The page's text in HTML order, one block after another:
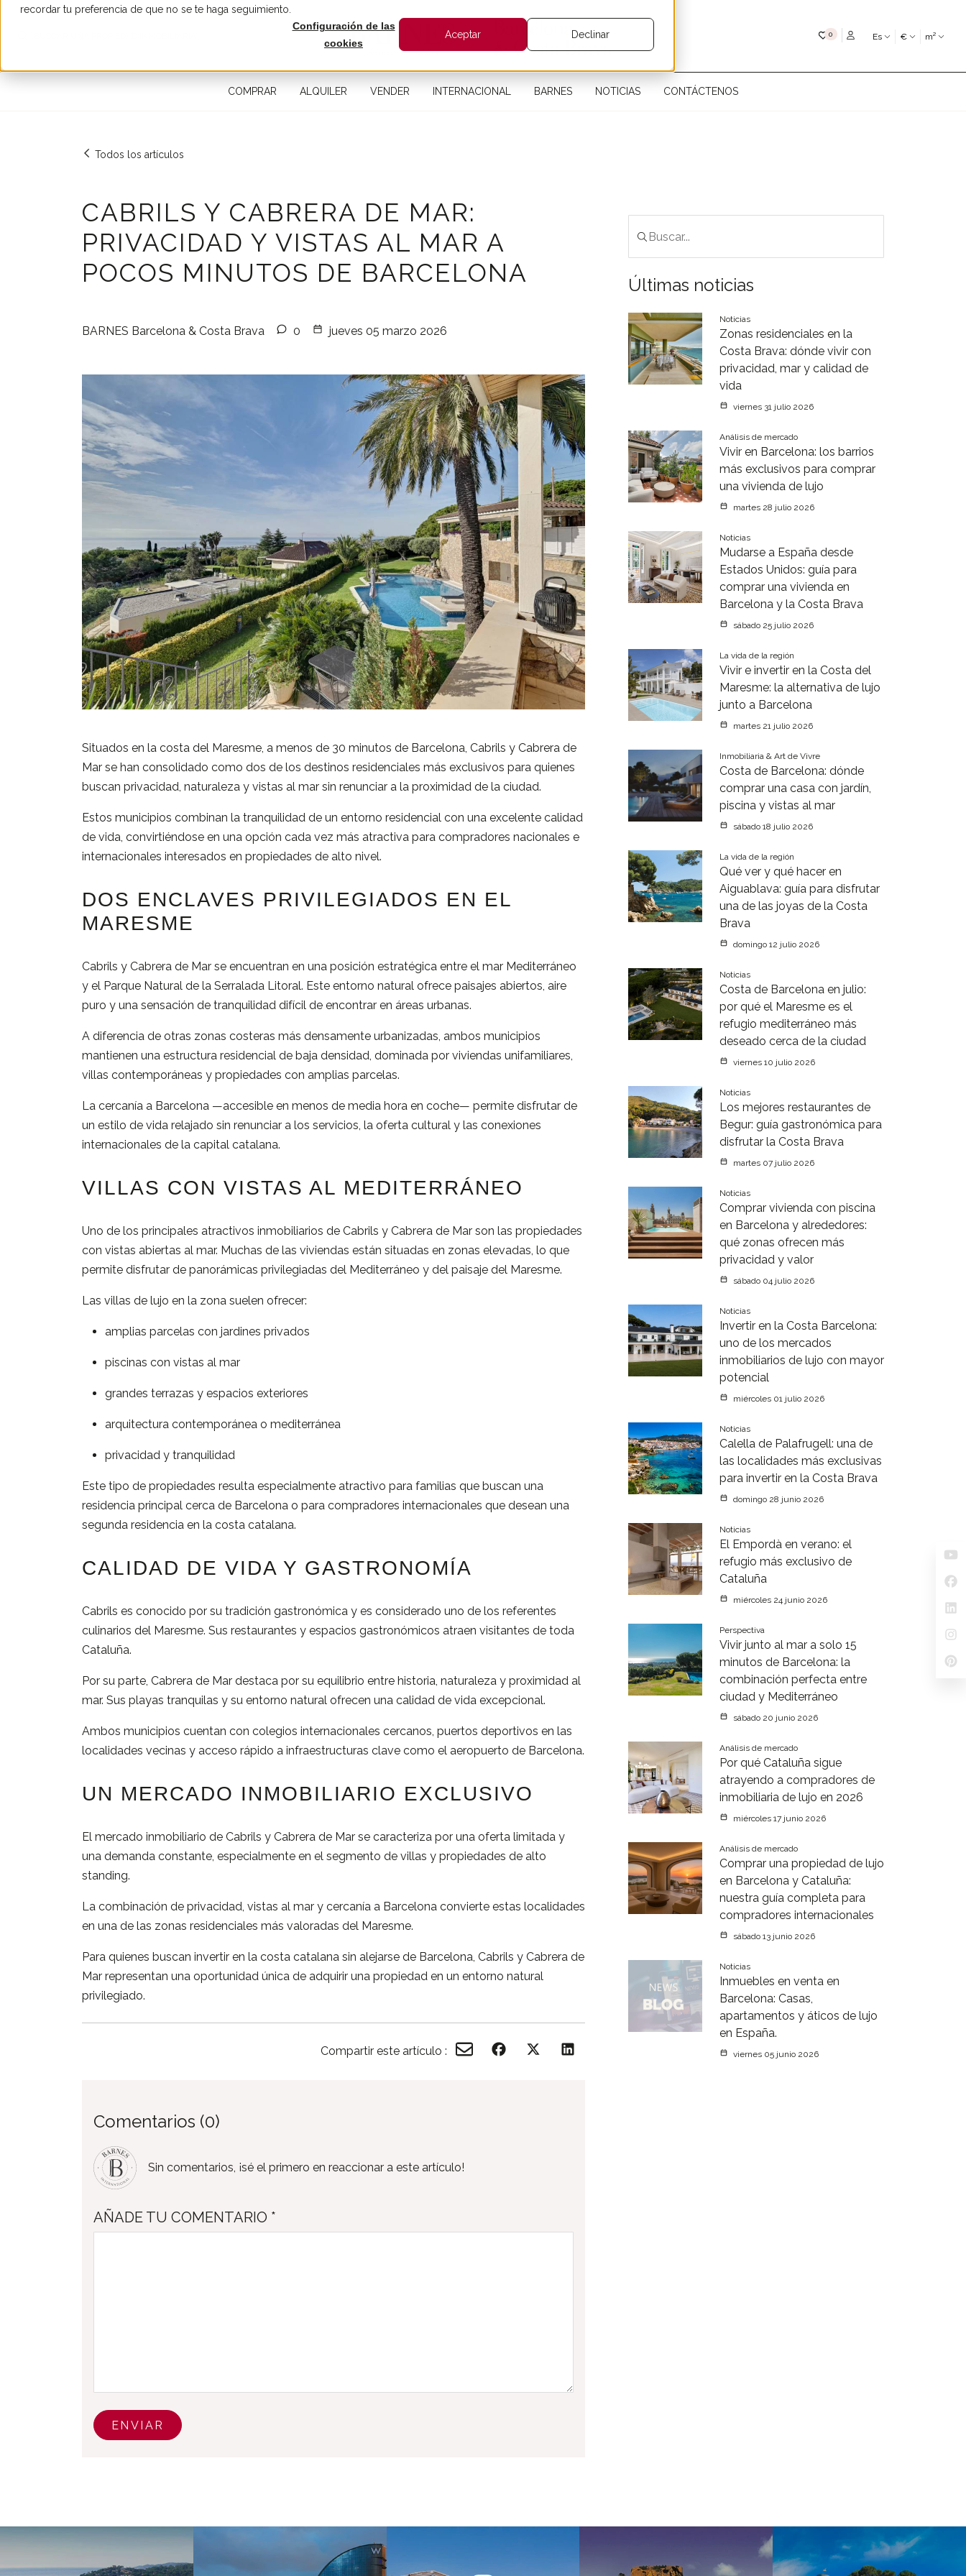
recordar tu preferencia de que no se te haga seguimiento.
Configuración de las
cookies
Aceptar Declinar 0Mis favoritosEs € m²
COMPRAR ALQUILER VENDER INTERNACIONAL BARNES NOTICIAS CONTÁCTENOS
Todos los artículos
CABRILS Y CABRERA DE MAR:
PRIVACIDAD Y VISTAS AL MAR A
POCOS MINUTOS DE BARCELONA
BARNES Barcelona & Costa Brava 0 jueves 05 marzo 2026
Situados en la costa del Maresme, a menos de 30 minutos de Barcelona, Cabrils y Cabrera de
Mar se han consolidado como dos de los destinos residenciales más exclusivos para quienes
buscan privacidad, naturaleza y vistas al mar sin renunciar a la proximidad de la ciudad.
Estos municipios combinan la tranquilidad de un entorno residencial con una excelente calidad
de vida, convirtiéndose en una opción cada vez más atractiva para compradores nacionales e
internacionales interesados en propiedades de alto nivel.
DOS ENCLAVES PRIVILEGIADOS EN EL
MARESME
Cabrils y Cabrera de Mar se encuentran en una posición estratégica entre el mar Mediterráneo
y el Parque Natural de la Serralada Litoral. Este entorno natural ofrece paisajes abiertos, aire
puro y una sensación de tranquilidad difícil de encontrar en áreas urbanas.
A diferencia de otras zonas costeras más densamente urbanizadas, ambos municipios
mantienen una estructura residencial de baja densidad, dominada por viviendas unifamiliares,
villas contemporáneas y propiedades con amplias parcelas.
La cercanía a Barcelona —accesible en menos de media hora en coche— permite disfrutar de
un estilo de vida relajado sin renunciar a los servicios, la oferta cultural y las conexiones
internacionales de la capital catalana.
VILLAS CON VISTAS AL MEDITERRÁNEO
Uno de los principales atractivos inmobiliarios de Cabrils y Cabrera de Mar son las propiedades
con vistas abiertas al mar. Muchas de las viviendas están situadas en zonas elevadas, lo que
permite disfrutar de panorámicas privilegiadas del Mediterráneo y del paisaje del Maresme.
Las villas de lujo en la zona suelen ofrecer:
amplias parcelas con jardines privados
piscinas con vistas al mar
grandes terrazas y espacios exteriores
arquitectura contemporánea o mediterránea
privacidad y tranquilidad
Este tipo de propiedades resulta especialmente atractivo para familias que buscan una
residencia principal cerca de Barcelona o para compradores internacionales que desean una
segunda residencia en la costa catalana.
CALIDAD DE VIDA Y GASTRONOMÍA
Cabrils es conocido por su tradición gastronómica y es considerado uno de los referentes
culinarios del Maresme. Sus restaurantes y espacios gastronómicos atraen visitantes de toda
Cataluña.
Por su parte, Cabrera de Mar destaca por su equilibrio entre historia, naturaleza y proximidad al
mar. Sus playas tranquilas y su entorno natural ofrecen una calidad de vida excepcional.
Ambos municipios cuentan con colegios internacionales cercanos, puertos deportivos en las
localidades vecinas y acceso rápido a infraestructuras clave como el aeropuerto de Barcelona.
UN MERCADO INMOBILIARIO EXCLUSIVO
El mercado inmobiliario de Cabrils y Cabrera de Mar se caracteriza por una oferta limitada y
una demanda constante, especialmente en el segmento de villas y propiedades de alto
standing.
La combinación de privacidad, vistas al mar y cercanía a Barcelona convierte estas localidades
en una de las zonas residenciales más valoradas del Maresme.
Para quienes buscan invertir en la costa catalana sin alejarse de Barcelona, Cabrils y Cabrera de
Mar representan una oportunidad única de adquirir una propiedad en un entorno natural
privilegiado.
Compartir este artículo :
Comentarios (0)
Sin comentarios, ¡sé el primero en reaccionar a este artículo!
AÑADE TU COMENTARIO *
ENVIAR
Últimas noticias
Noticias
Zonas residenciales en la
Costa Brava: dónde vivir con
privacidad, mar y calidad de
vida
viernes 31 julio 2026
Análisis de mercado
Vivir en Barcelona: los barrios
más exclusivos para comprar
una vivienda de lujo
martes 28 julio 2026
Noticias
Mudarse a España desde
Estados Unidos: guía para
comprar una vivienda en
Barcelona y la Costa Brava
sábado 25 julio 2026
La vida de la región
Vivir e invertir en la Costa del
Maresme: la alternativa de lujo
junto a Barcelona
martes 21 julio 2026
Inmobiliaria & Art de Vivre
Costa de Barcelona: dónde
comprar una casa con jardín,
piscina y vistas al mar
sábado 18 julio 2026
La vida de la región
Qué ver y qué hacer en
Aiguablava: guía para disfrutar
una de las joyas de la Costa
Brava
domingo 12 julio 2026
Noticias
Costa de Barcelona en julio:
por qué el Maresme es el
refugio mediterráneo más
deseado cerca de la ciudad
viernes 10 julio 2026
Noticias
Los mejores restaurantes de
Begur: guía gastronómica para
disfrutar la Costa Brava
martes 07 julio 2026
Noticias
Comprar vivienda con piscina
en Barcelona y alrededores:
qué zonas ofrecen más
privacidad y valor
sábado 04 julio 2026
Noticias
Invertir en la Costa Barcelona:
uno de los mercados
inmobiliarios de lujo con mayor
potencial
miércoles 01 julio 2026
Noticias
Calella de Palafrugell: una de
las localidades más exclusivas
para invertir en la Costa Brava
domingo 28 junio 2026
Noticias
El Empordà en verano: el
refugio más exclusivo de
Cataluña
miércoles 24 junio 2026
Perspectiva
Vivir junto al mar a solo 15
minutos de Barcelona: la
combinación perfecta entre
ciudad y Mediterráneo
sábado 20 junio 2026
Análisis de mercado
Por qué Cataluña sigue
atrayendo a compradores de
inmobiliaria de lujo en 2026
miércoles 17 junio 2026
Análisis de mercado
Comprar una propiedad de lujo
en Barcelona y Cataluña:
nuestra guía completa para
compradores internacionales
sábado 13 junio 2026
Noticias
Inmuebles en venta en
Barcelona: Casas,
apartamentos y áticos de lujo
en España.
viernes 05 junio 2026